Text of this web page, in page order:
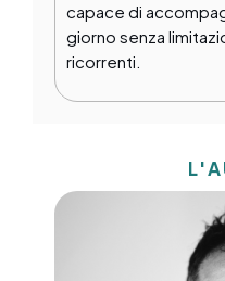
capace di
giorno senza
ricorrenti.